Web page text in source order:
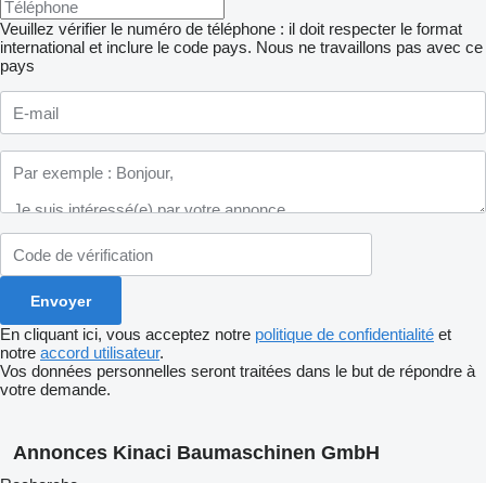
Veuillez vérifier le numéro de téléphone : il doit respecter le format
international et inclure le code pays. Nous ne travaillons pas avec ce
pays
En cliquant ici, vous acceptez notre politique de confidentialité et
notre accord utilisateur.
Vos données personnelles seront traitées dans le but de répondre à
votre demande.
Annonces Kinaci Baumaschinen GmbH